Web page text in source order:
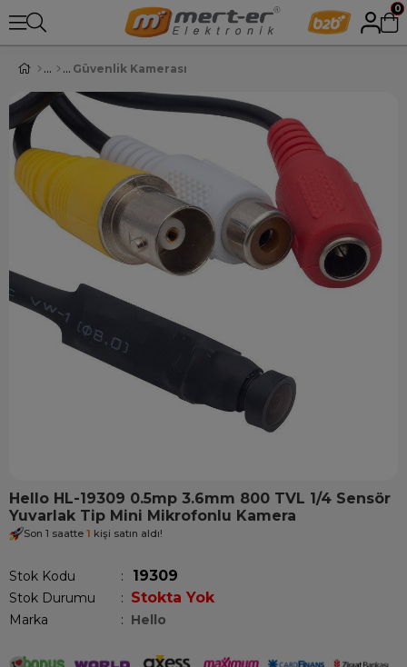
0
Güvenlik Kamerası
Hello HL-19309 0.5mp 3.6mm 800 TVL 1/4 Sensör
Yuvarlak Tip Mini Mikrofonlu Kamera
Son 1 saatte 1 kişi satın aldı!
Stok Kodu 19309
Stok Durumu : Stokta Yok
Marka : Hello